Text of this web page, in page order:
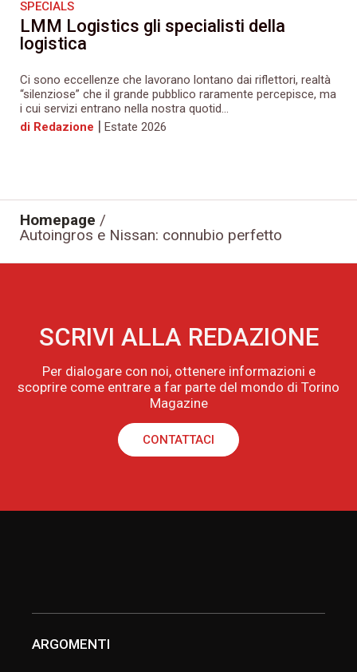
SPECIALS
LMM Logistics gli specialisti della
logistica
Ci sono eccellenze che lavorano lontano dai riflettori, realtà
“silenziose” che il grande pubblico raramente percepisce, ma
i cui servizi entrano nella nostra quotid...
di Redazione | Estate 2026
Homepage /
Autoingros e Nissan: connubio perfetto
SCRIVI ALLA REDAZIONE
Per dialogare con noi, ottenere informazioni e
scoprire come entrare a far parte del mondo di Torino
Magazine
CONTATTACI
ARGOMENTI